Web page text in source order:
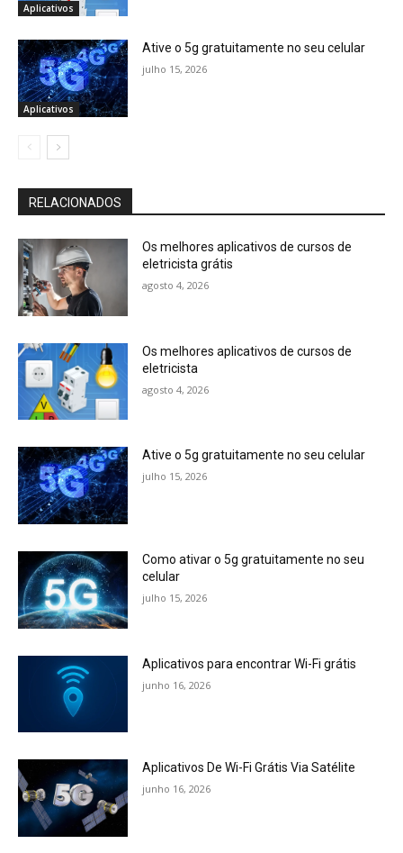
Aplicativos
Aplicativos
Ative o 5g gratuitamente no seu celular
julho 15, 2026
RELACIONADOS
Os melhores aplicativos de cursos de
eletricista grátis
agosto 4, 2026
Os melhores aplicativos de cursos de
eletricista
agosto 4, 2026
Ative o 5g gratuitamente no seu celular
julho 15, 2026
Como ativar o 5g gratuitamente no seu
celular
julho 15, 2026
Aplicativos para encontrar Wi-Fi grátis
junho 16, 2026
Aplicativos De Wi-Fi Grátis Via Satélite
junho 16, 2026